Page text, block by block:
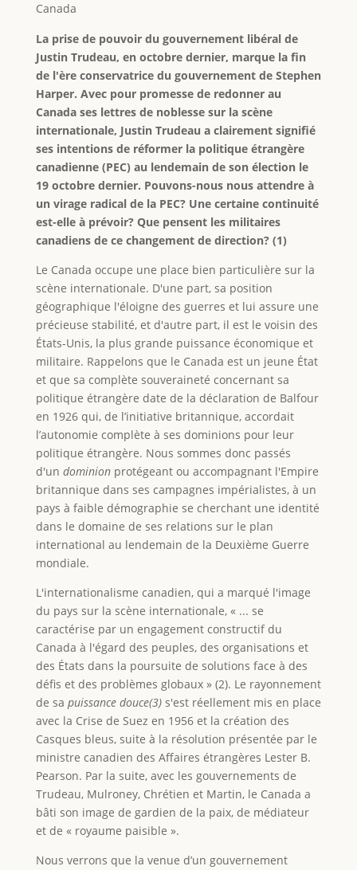
Canada
La prise de pouvoir du gouvernement libéral de
Justin Trudeau, en octobre dernier, marque la fin
de l'ère conservatrice du gouvernement de Stephen
Harper. Avec pour promesse de redonner au
Canada ses lettres de noblesse sur la scène
internationale, Justin Trudeau a clairement signifié
ses intentions de réformer la politique étrangère
canadienne (PEC) au lendemain de son élection le
19 octobre dernier. Pouvons-nous nous attendre à
un virage radical de la PEC? Une certaine continuité
est-elle à prévoir? Que pensent les militaires
canadiens de ce changement de direction? (1)
Le Canada occupe une place bien particulière sur la
scène internationale. D'une part, sa position
géographique l'éloigne des guerres et lui assure une
précieuse stabilité, et d'autre part, il est le voisin des
États-Unis, la plus grande puissance économique et
militaire. Rappelons que le Canada est un jeune État
et que sa complète souveraineté concernant sa
politique étrangère date de la déclaration de Balfour
en 1926 qui, de l’initiative britannique, accordait
l’autonomie complète à ses dominions pour leur
politique étrangère. Nous sommes donc passés
d'un dominionprotégeant ou accompagnant l'Empire
britannique dans ses campagnes impérialistes, à un
pays à faible démographie se cherchant une identité
dans le domaine de ses relations sur le plan
international au lendemain de la Deuxième Guerre
mondiale.
L'internationalisme canadien, qui a marqué l'image
du pays sur la scène internationale, « ... se
caractérise par un engagement constructif du
Canada à l'égard des peuples, des organisations et
des États dans la poursuite de solutions face à des
défis et des problèmes globaux » (2). Le rayonnement
de sa puissance douce(3) s'est réellement mis en place
avec la Crise de Suez en 1956 et la création des
Casques bleus, suite à la résolution présentée par le
ministre canadien des Affaires étrangères Lester B.
Pearson. Par la suite, avec les gouvernements de
Trudeau, Mulroney, Chrétien et Martin, le Canada a
bâti son image de gardien de la paix, de médiateur
et de « royaume paisible ».
Nous verrons que la venue d’un gouvernement